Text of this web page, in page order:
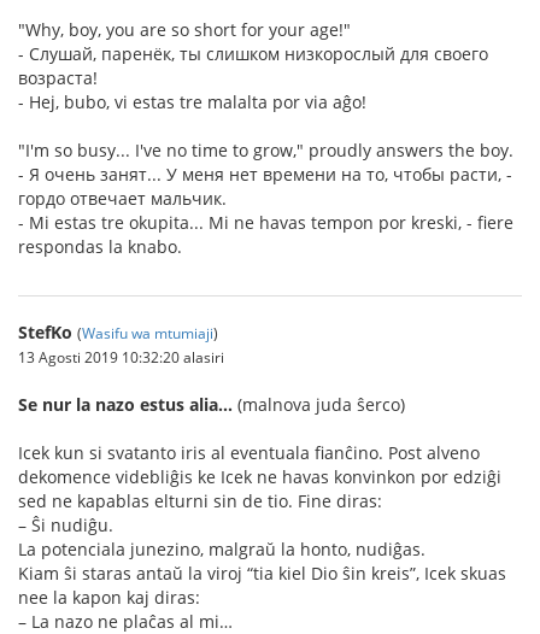
"Why, boy, you are so short for your age!"
- Слушай, паренёк, ты слишком низкорослый для своего
возраста!
- Hej, bubo, vi estas tre malalta por via aĝo!
"I'm so busy... I've no time to grow," proudly answers the boy.
- Я очень занят... У меня нет времени на то, чтобы расти, -
гордо отвечает мальчик.
- Mi estas tre okupita... Mi ne havas tempon por kreski, - fiere
respondas la knabo.
StefKo (Wasifu wa mtumiaji)
13 Agosti 2019 10:32:20 alasiri
Se nur la nazo estus alia… (malnova juda ŝerco)
Icek kun si svatanto iris al eventuala fianĉino. Post alveno
dekomence videbliĝis ke Icek ne havas konvinkon por edziĝi
sed ne kapablas elturni sin de tio. Fine diras:
– Ŝi nudiĝu.
La potenciala junezino, malgraŭ la honto, nudiĝas.
Kiam ŝi staras antaŭ la viroj “tia kiel Dio ŝin kreis”, Icek skuas
nee la kapon kaj diras:
– La nazo ne plaĉas al mi…